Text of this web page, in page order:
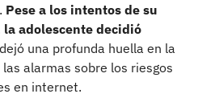
Pese a los intentos de su
adolescente decidió
una profunda huella en la
alarmas sobre los riesgos
en internet.